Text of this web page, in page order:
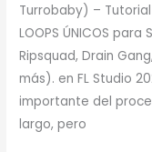
Turrobaby) –
LOOPS ÚNICOS para
Ripsquad, Drain
más). en FL Studio
importante del
largo, pero